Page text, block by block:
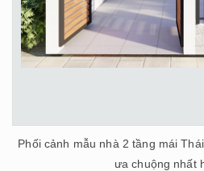
Phối cảnh mẫu nhà 2 tầng mái
ưa chuộng nhất